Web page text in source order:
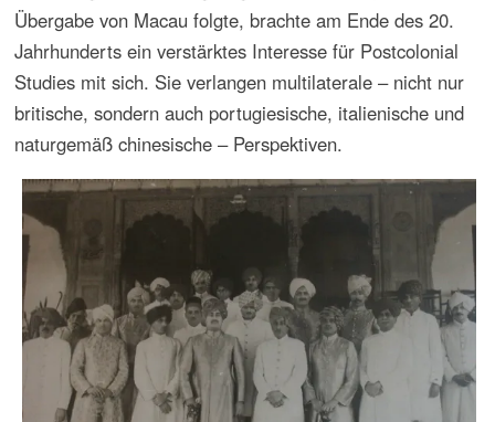
Probleme der Forschung des Themenkomplexes
Postkolonialismus/Kulturidentität/Immigration und der
anglophon geprägten postkolonialen Studien in der Kultur-
und Musikwissenschaft sowie in der Musik- und
Kunsterziehung Lateinamerikas wurden zu merhreren
Anlässen in den 1980er und 1990er Jahren und schließlich
2002 im Rahmen des internationalen Kongresses „Musik,
Projekte und Perspektiven“ aufgegriffen, der in den vor
allem von deutschen Immigranten kolonisierten Gebieten
von Rio Grande do Sul in Südbrasilien stattfand. An den
Sitzungen an der Universität von São Leopoldo und in
verschiedenen Institutionen in Gramado, São Leopoldo
und Nova Petrópolis nahmen auch Studierende der
Universitäten Bonn und Köln teil.
Beim Kongress wurden der Begriff Kolonialkultur und die
Pflege tradierter bzw. rekonstruierter Musikpraktiken,
Tänze und Trachten von eingewanderten Vorfahrer jetziger
Bewohner der von der deutschen Migration im 19.